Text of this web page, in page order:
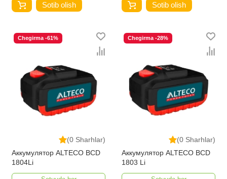
Sotib olish Sotib olish
(0 Sharhlar)
Chegirma -61%
Аккумулятор ALTECO BCD
1804Li
(0 Sharhlar)
Chegirma -28%
Аккумулятор ALTECO BCD
1803 Li